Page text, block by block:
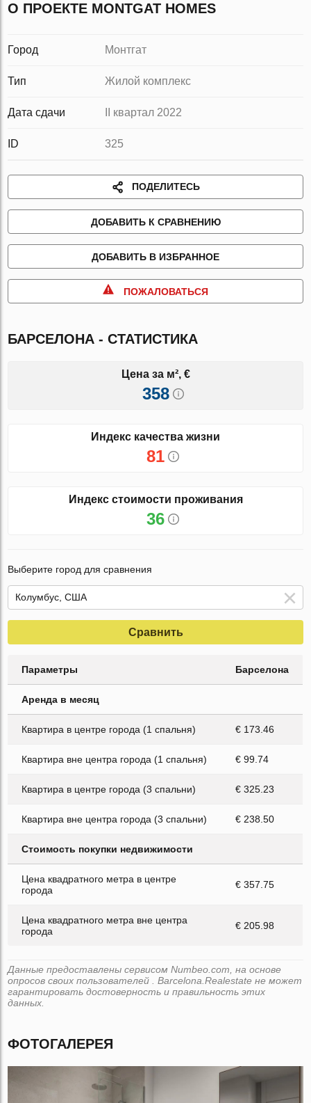
О ПРОЕКТЕ MONTGAT HOMES
Город Монтгат
Тип Жилой комплекс
Дата сдачи II квартал 2022
ID 325
ПОДЕЛИТЕСЬ
ДОБАВИТЬ К СРАВНЕНИЮ
ДОБАВИТЬ В ИЗБРАННОЕ
ПОЖАЛОВАТЬСЯ
БАРСЕЛОНА - СТАТИСТИКА
Цена за м², €
358
Индекс качества жизни
81
Индекс стоимости проживания
36
Выберите город для сравнения
Сравнить
Параметры Барселона
Аренда в месяц
Квартира в центре города (1 спальня) € 173.46
Квартира вне центра города (1 спальня) € 99.74
Квартира в центре города (3 спальни) € 325.23
Квартира вне центра города (3 спальни) € 238.50
Стоимость покупки недвижимости
Цена квадратного метра в центре
города
€ 357.75
Цена квадратного метра вне центра
города
€ 205.98
Данные предоставлены сервисом Numbeo.com, на основе
опросов своих пользователей . Barcelona.Realestate не может
гарантировать достоверность и правильность этих
данных.
ФОТОГАЛЕРЕЯ